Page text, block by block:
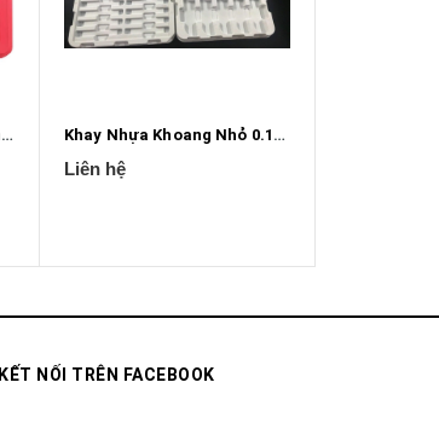
Khay 50 Khoang Màu Đỏ 1mm X 0.525mm X 0.5mm Khay Nhựa Khoang Nhỏ 0.15mm X 0.15mm
Liên hệ
KẾT NỐI TRÊN FACEBOOK